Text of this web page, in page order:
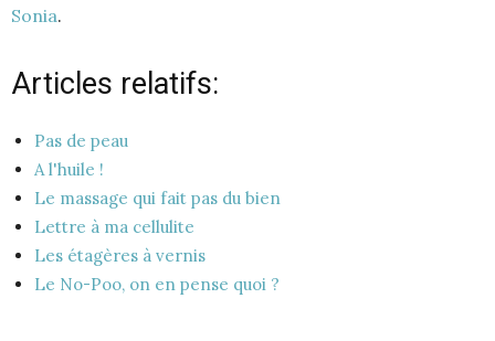
Sonia.
Articles relatifs:
Pas de peau
A l'huile !
Le massage qui fait pas du bien
Lettre à ma cellulite
Les étagères à vernis
Le No-Poo, on en pense quoi ?